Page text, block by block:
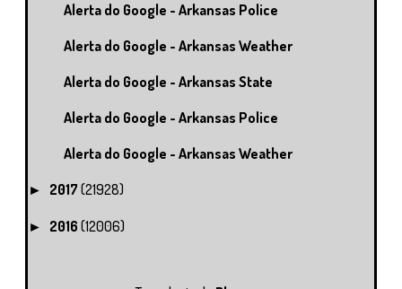
Alerta do Google - Arkansas Police
Alerta do Google - Arkansas Weather
Alerta do Google - Arkansas State
Alerta do Google - Arkansas Police
Alerta do Google - Arkansas Weather
► 2017 (21928)
► 2016 (12006)